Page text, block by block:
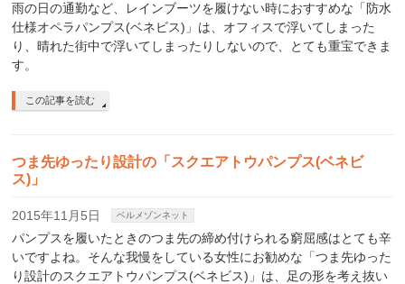
雨の日の通勤など、レインブーツを履けない時におすすめな「防水
仕様オペラパンプス(ベネビス)」は、オフィスで浮いてしまった
り、晴れた街中で浮いてしまったりしないので、とても重宝できま
す。
この記事を読む
つま先ゆったり設計の「スクエアトウパンプス(ベネビ
ス)」
2015年11月5日 ベルメゾンネット
パンプスを履いたときのつま先の締め付けられる窮屈感はとても辛
いですよね。そんな我慢をしている女性にお勧めな「つま先ゆった
り設計のスクエアトウパンプス(ベネビス)」は、足の形を考え抜い